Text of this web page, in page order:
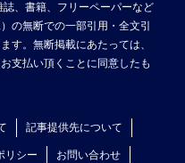
、書籍、フリーペーパーなど
の無断での一部引用・全文引
す。無断掲載にあたっては、
支払い頂くことに同意したも
記事提供先について
リシー お問い合わせ